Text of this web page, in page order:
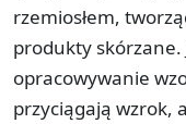
rzemiosłem,
produkty skórzane.
opracowywanie
przyciągają wzrok,